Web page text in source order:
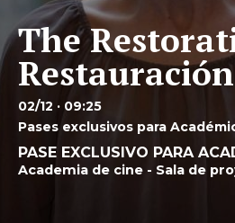
The
Restauración
02/12 · 09:25
Pases exclusivos para
PASE EXCLUSIVO PARA
Academia de cine - Sala de